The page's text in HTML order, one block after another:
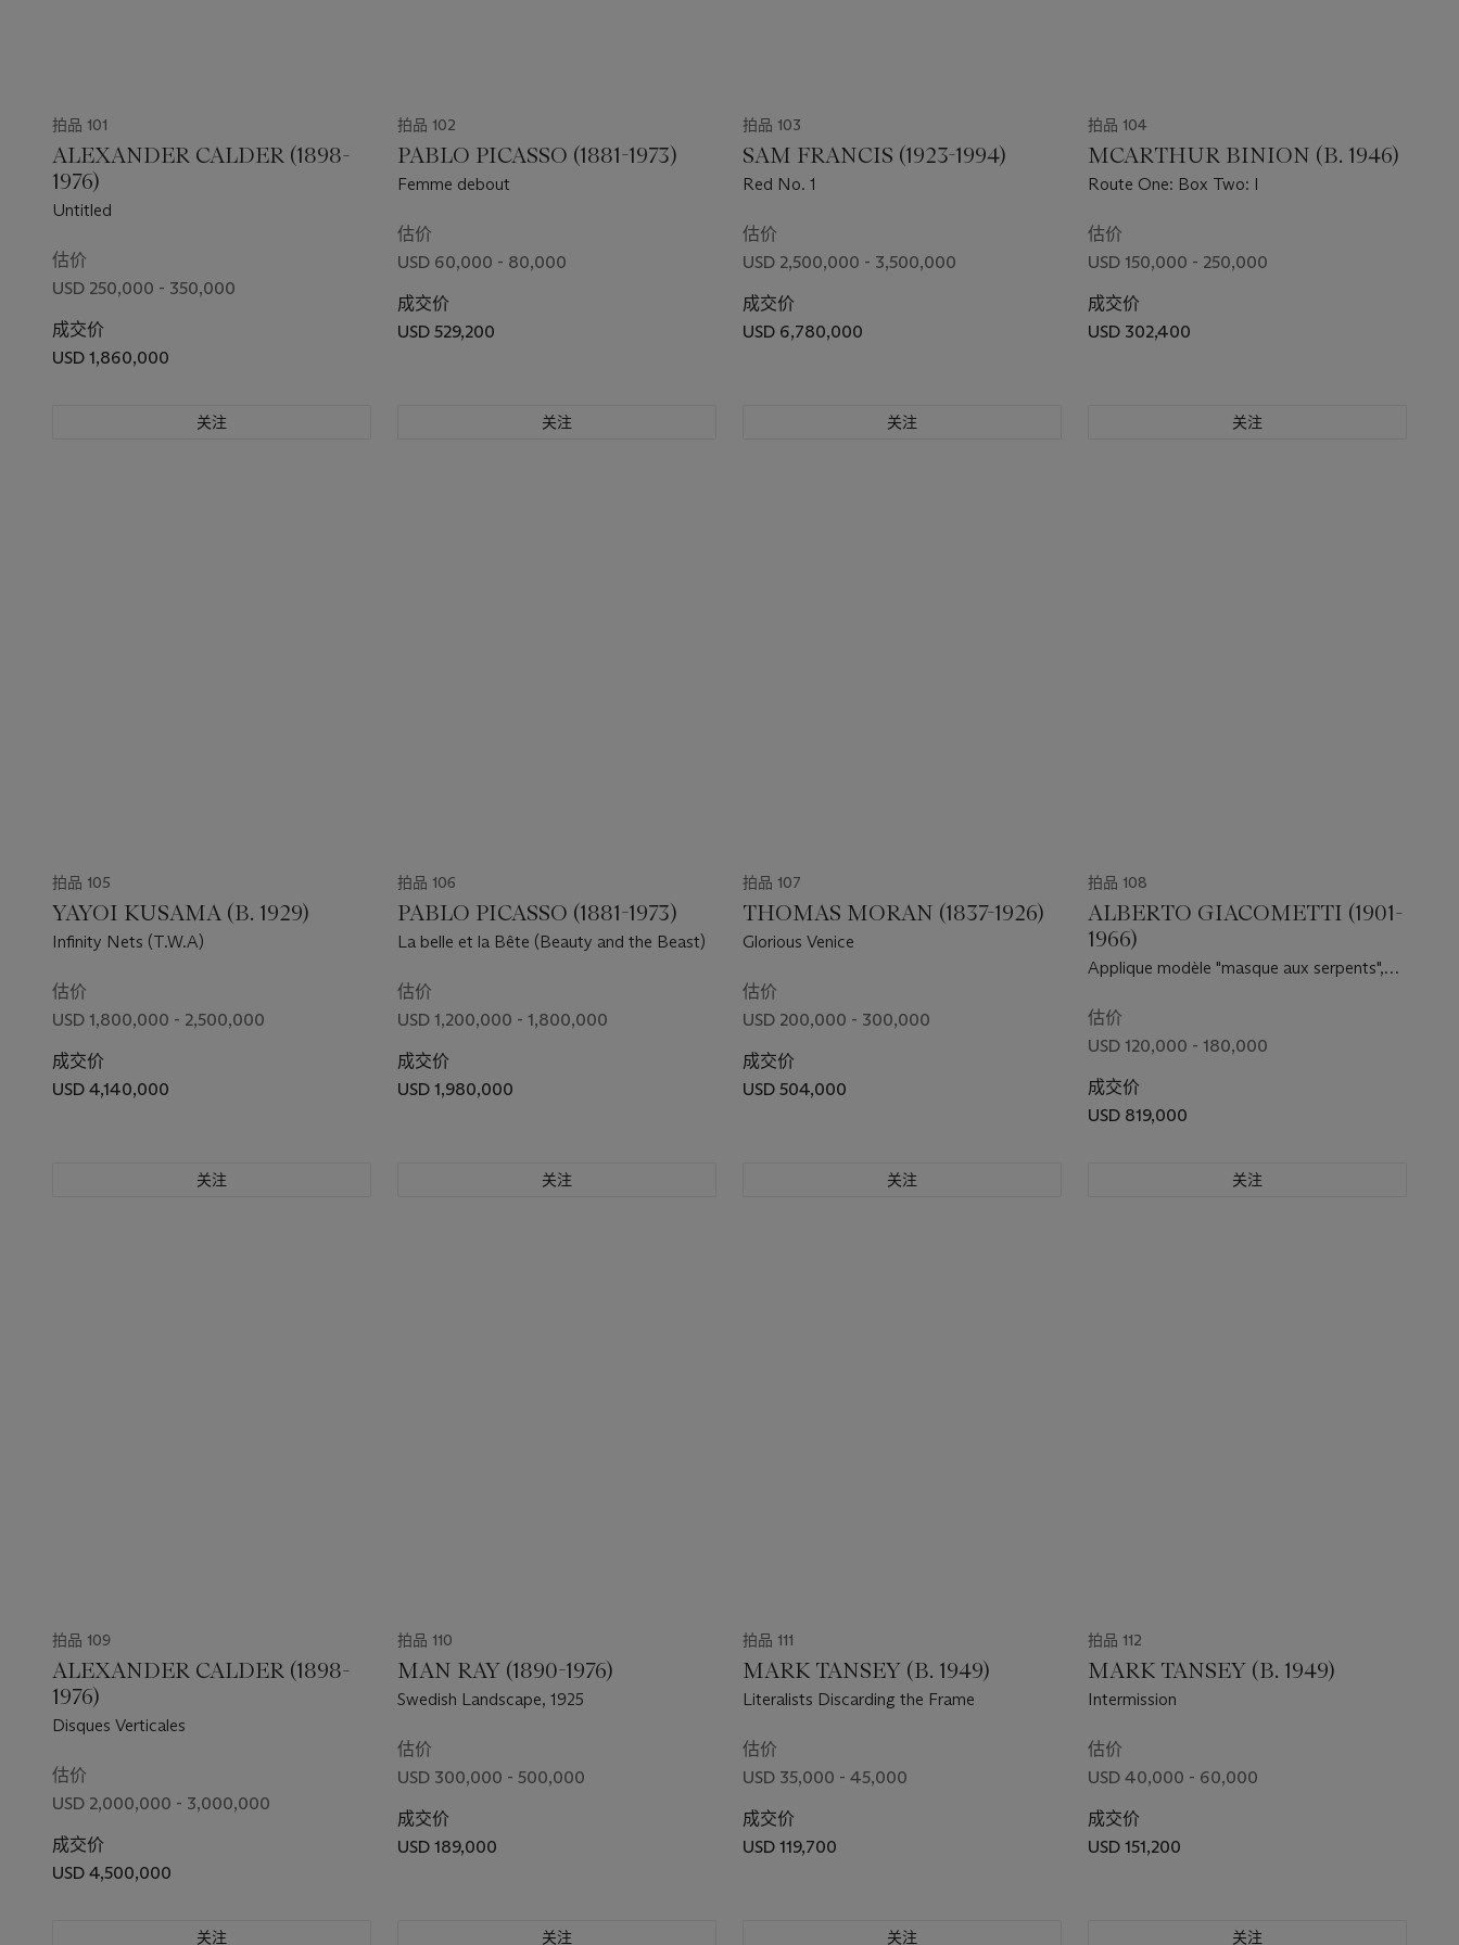
拍品 101
ALEXANDER CALDER (1898-
1976)
Untitled
估价
USD 250,000 - 350,000
成交价
USD 1,860,000
关注
拍品 102
PABLO PICASSO (1881-1973)
Femme debout
估价
USD 60,000 - 80,000
成交价
USD 529,200
关注
拍品 103
SAM FRANCIS (1923-1994)
Red No. 1
估价
USD 2,500,000 - 3,500,000
成交价
USD 6,780,000
关注
拍品 104
MCARTHUR BINION (B. 1946)
Route One: Box Two: I
估价
USD 150,000 - 250,000
成交价
USD 302,400
关注
拍品 105
YAYOI KUSAMA (B. 1929)
Infinity Nets (T.W.A)
估价
USD 1,800,000 - 2,500,000
成交价
USD 4,140,000
关注
拍品 106
PABLO PICASSO (1881-1973)
La belle et la Bête (Beauty and the Beast)
估价
USD 1,200,000 - 1,800,000
成交价
USD 1,980,000
关注
拍品 107
THOMAS MORAN (1837-1926)
Glorious Venice
估价
USD 200,000 - 300,000
成交价
USD 504,000
关注
拍品 108
ALBERTO GIACOMETTI (1901-
1966)
Applique modèle "masque aux serpents",
估价
USD 120,000 - 180,000
成交价
USD 819,000
关注
拍品 109
ALEXANDER CALDER (1898-
1976)
Disques Verticales
估价
USD 2,000,000 - 3,000,000
成交价
USD 4,500,000
关注
拍品 110
MAN RAY (1890-1976)
Swedish Landscape, 1925
估价
USD 300,000 - 500,000
成交价
USD 189,000
关注
拍品 111
MARK TANSEY (B. 1949)
Literalists Discarding the Frame
估价
USD 35,000 - 45,000
成交价
USD 119,700
关注
拍品 112
MARK TANSEY (B. 1949)
Intermission
估价
USD 40,000 - 60,000
成交价
USD 151,200
关注